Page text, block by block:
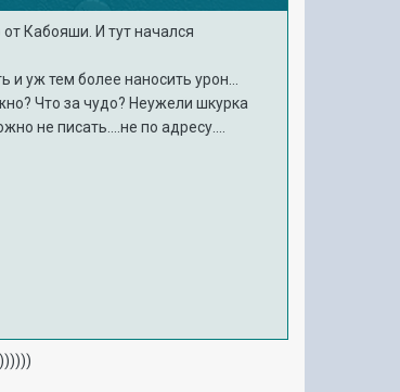
Кабояши. И тут начался
уж тем более наносить урон...
Что за чудо? Неужели шкурка
не писать....не по адресу....